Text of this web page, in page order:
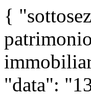
{
"data":